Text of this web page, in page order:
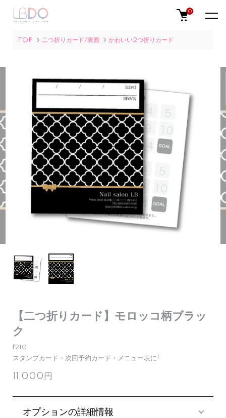
0
TOP 二つ折りカード/表面 かわいい2つ折りカード
【二つ折りカード】モロッコ柄ブラッ
ク
f210
スタンプカード・次回予約カード・メニュー表に!
11,000円
オプションの詳細情報